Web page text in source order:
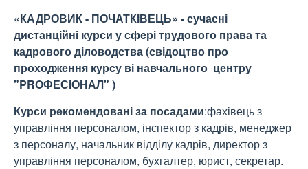
«КАДРОВИК - ПОЧАТКІВЕЦЬ» -сучасні
дистанційні курси у сфері трудового права та
кадрового діловодства (свідоцтво про
проходження курсу ві навчального центру
"PROФЕСІОНАЛ" )
Курси рекомендовані за посадами:фахівець з
управління персоналом, інспектор з кадрів, менеджер
з персоналу, начальник відділу кадрів, директор з
управління персоналом, бухгалтер, юрист, секретар.